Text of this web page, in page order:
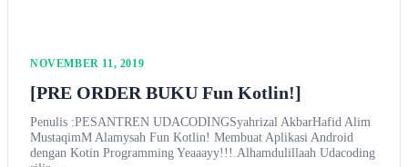
NOVEMBER 11, 2019
[PRE ORDER BUKU Fun Kotlin!]
Penulis :PESANTREN UDACODINGSyahrizal AkbarHafid Alim
MustaqimM Alamysah Fun Kotlin! Membuat Aplikasi Android
dengan Kotin Programming Yeaaayy!!!.Alhamdulillaah Udacoding